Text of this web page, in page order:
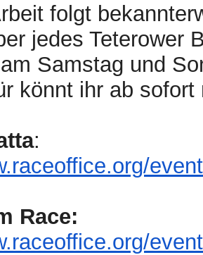
folgt
jedes Teterower
Samstag und
könnt ihr ab sofort
:
Race: